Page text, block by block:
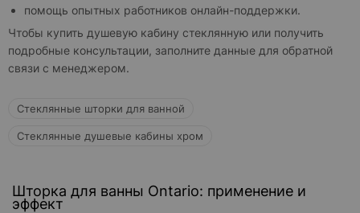
помощь опытных работников онлайн-поддержки.
Чтобы купить душевую кабину стеклянную или получить
подробные консультации, заполните данные для обратной
связи с менеджером.
Стеклянные шторки для ванной
Стеклянные душевые кабины хром
Шторка для ванны Ontario: применение и
эффект